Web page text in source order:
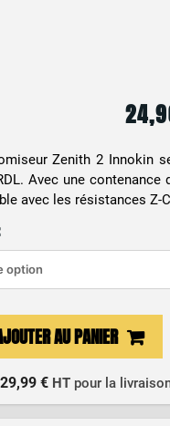
Zenith 2 Innokin
Avec une
avec les résistances Z-
AU PANIER
29,99 € HT pour la